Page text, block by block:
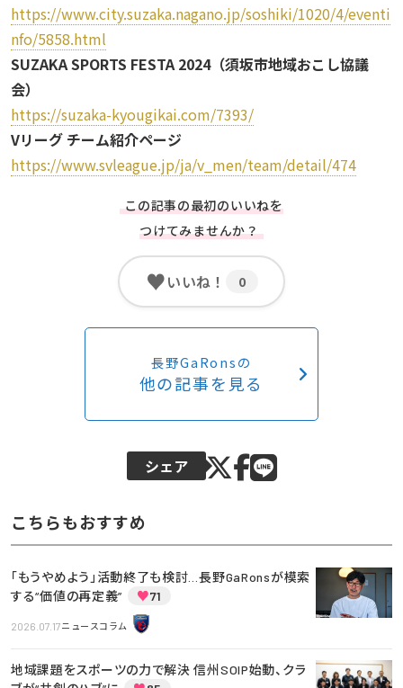
https://www.city.suzaka.nagano.jp/soshiki/1020/4/eventi
nfo/5858.html
SUZAKA SPORTS FESTA 2024（須坂市地域おこし協議
会）
https://suzaka-kyougikai.com/7393/
Vリーグ チーム紹介ページ
https://www.svleague.jp/ja/v_men/team/detail/474
この記事の最初のいいねを
つけてみませんか？
♥いいね！ 0
長野GaRonsの
他の記事を見る
シェア
こちらもおすすめ
「もうやめよう」活動終了も検討…長野GaRonsが模索
する“価値の再定義”
♥71
2026.07.17ニュースコラム
地域課題をスポーツの力で解決 信州SOIP始動、クラ